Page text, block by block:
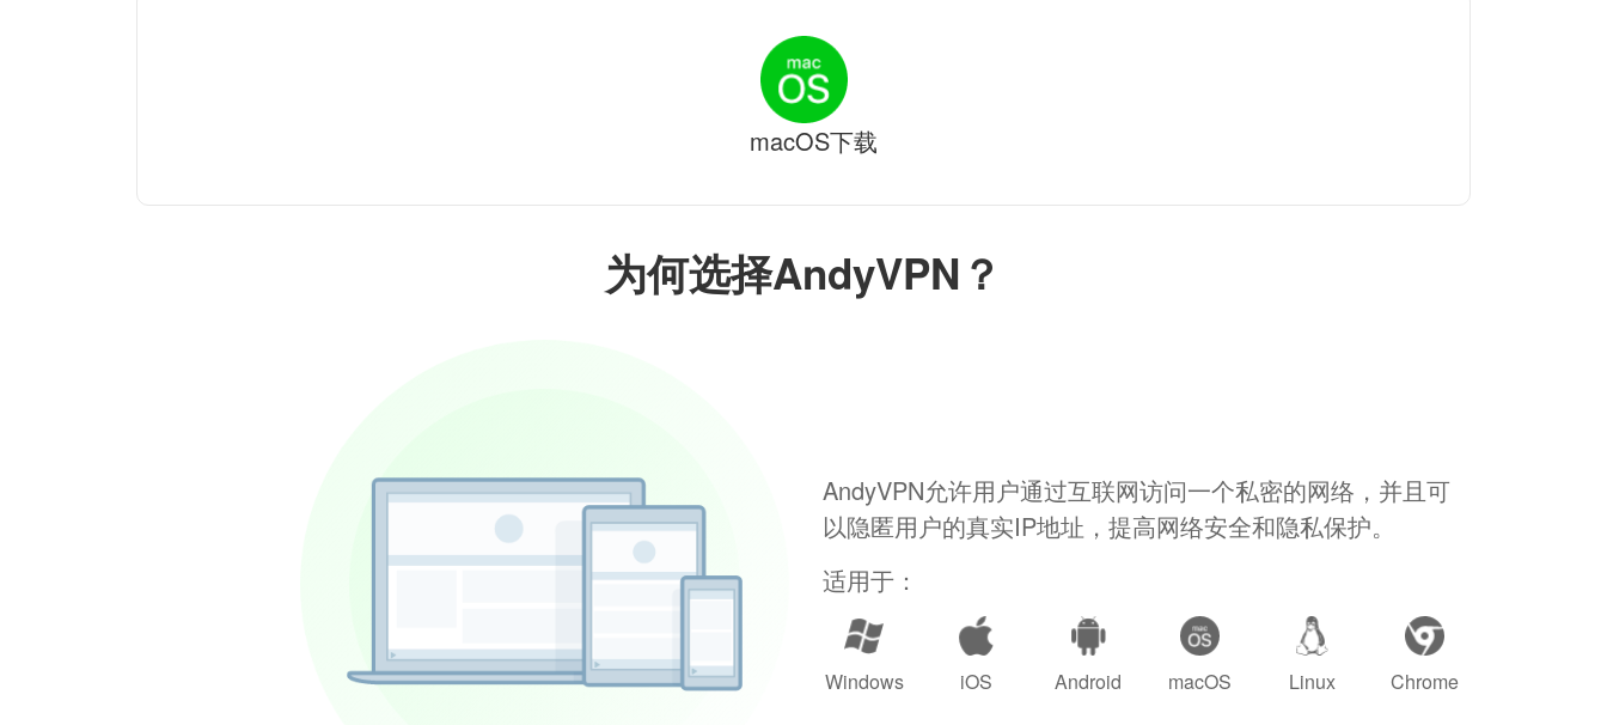
为何选择AndyVPN？
AndyVPN允许用户通过互联网访问一个私密的网络，并且可
以隐匿用户的真实IP地址，提高网络安全和隐私保护。
适用于：
Windows iOS Android macOS Linux Chrome
macOS下载